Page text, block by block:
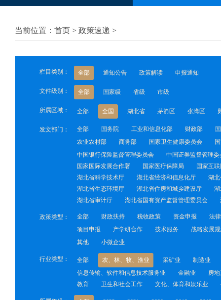
当前位置：首页 > 政策速递 >
栏目类别： 全部 通知公告 政策解读 申报通知
文件级别： 全部 国家级 省级 市级
所属区域： 全部 全国 湖北省 茅箭区 张湾区
发文部门： 全部 国务院 工业和信息化部 财政部
农业农村部
商务部 国家卫生健康委员会
中国银行保险监督管理委员会
中国证券监督管理委
国家国际发展合作署
国家医疗保障局
国家互
湖北省科学技术厅
湖北省经济和信息化厅
湖
湖北省生态环境厅
湖北省住房和城乡建设厅
湖北省审计厅
湖北省国有资产监督管理委员会
政策类型： 全部 财政扶持 税收政策 资金申报
法
项目申报
产学研合作 技术服务
战略发展
其他
小微企业
行业类型： 全部 农、林、牧、渔业 采矿业
制造业
信息传输、软件和信息技术服务业
金融业
房
教育
卫生和社会工作 文化、体育和娱乐业